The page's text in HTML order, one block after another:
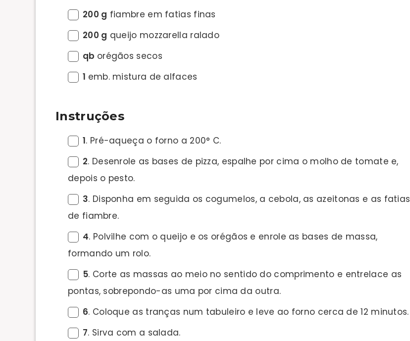
200 g fiambre em fatias finas
200 g queijo mozzarella ralado
qb orégãos secos
1 emb. mistura de alfaces
Instruções
1. Pré-aqueça o forno a 200° C.
2. Desenrole as bases de pizza, espalhe por cima o molho de tomate e,
depois o pesto.
3. Disponha em seguida os cogumelos, a cebola, as azeitonas e as fatias
de fiambre.
4. Polvilhe com o queijo e os orégãos e enrole as bases de massa,
formando um rolo.
5. Corte as massas ao meio no sentido do comprimento e entrelace as
pontas, sobrepondo-as uma por cima da outra.
6. Coloque as tranças num tabuleiro e leve ao forno cerca de 12 minutos.
7. Sirva com a salada.